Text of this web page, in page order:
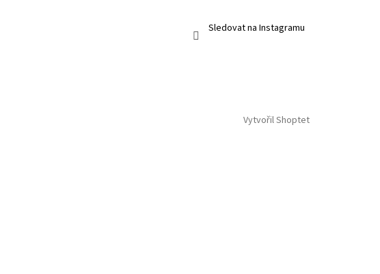
Sledovat na Instagramu
Vytvořil Shoptet